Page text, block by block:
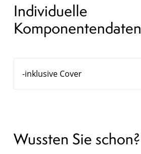
Individuelle
Komponentendaten
-inklusive Cover
Wussten Sie schon?